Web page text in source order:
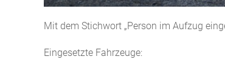
Mit dem Stichwort „Person im Aufzug
Eingesetzte Fahrzeuge: